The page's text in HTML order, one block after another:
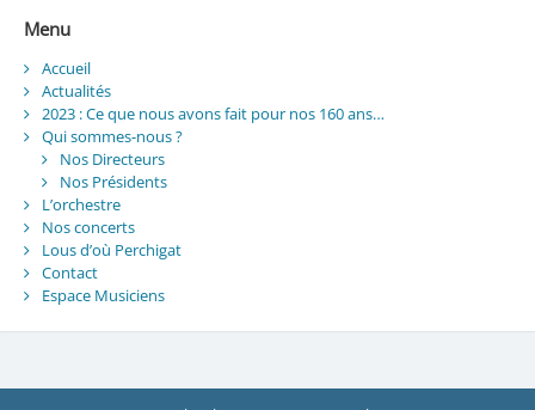
Menu
Accueil
Actualités
2023 : Ce que nous avons fait pour nos 160 ans…
Qui sommes-nous ?
Nos Directeurs
Nos Présidents
L’orchestre
Nos concerts
Lous d’où Perchigat
Contact
Espace Musiciens